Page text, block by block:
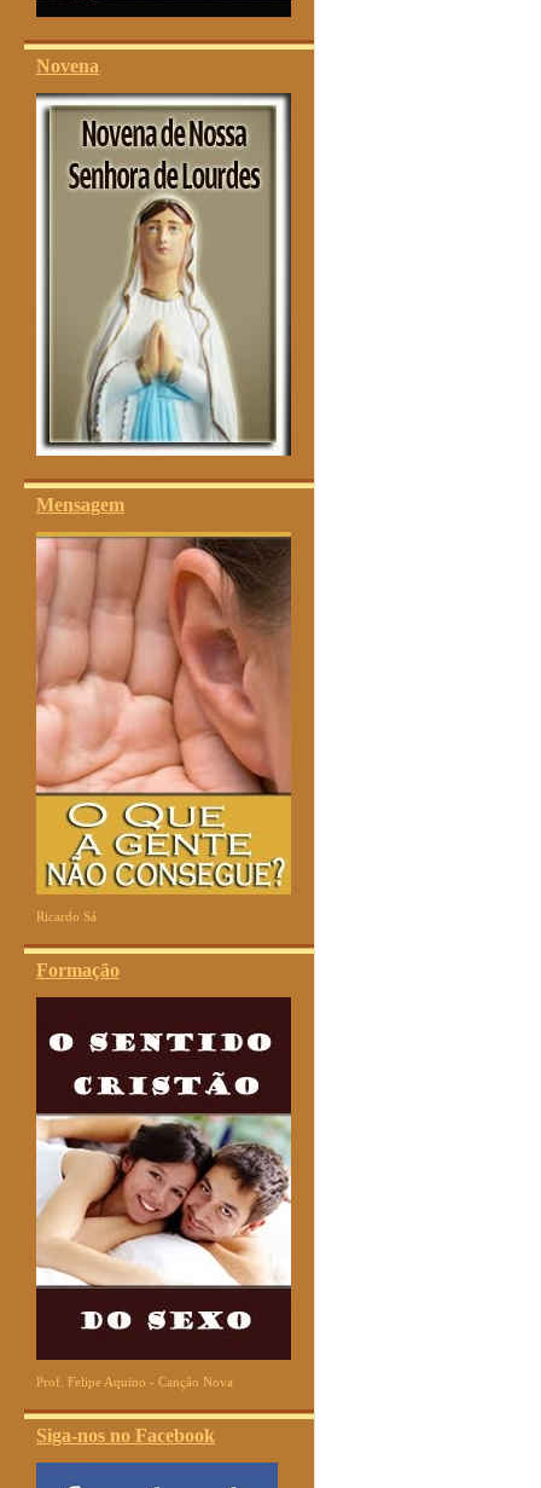
Novena
Mensagem
Ricardo Sá
Formação
Prof. Felipe Aquino - Canção Nova
Siga-nos no Facebook